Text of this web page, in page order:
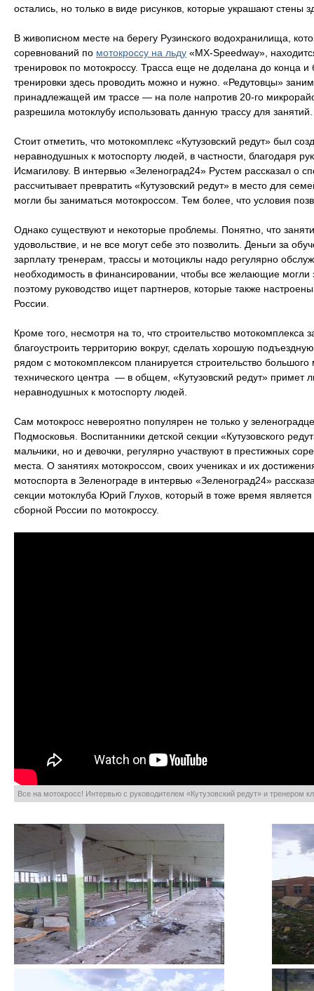
остались, но только в виде рисунков, которые украшают стены
В живописном месте на берегу Рузинского водохранилища,
соревнований по мотокроссу на льду «MX-Speedway»,
тренировок по мотокроссу. Трасса еще не доделана до конца и
тренировки здесь проводить можно и нужно. «Редутовцы»
принадлежащей им трассе — на поле напротив 20-го
разрешила мотоклубу использовать данную трассу для
Стоит отметить, что мотокомплекс «Кутузовский редут» был
неравнодушных к мотоспорту людей, в частности, благодаря
Исмагилову. В интервью «Зеленоград24» Рустем рассказал о
рассчитывает превратить «Кутузовский редут» в место для
могли бы заниматься мотокроссом. Тем более, что условия
Однако существуют и некоторые проблемы. Понятно, что
удовольствие, и не все могут себе это позволить. Деньги за
зарплату тренерам, трассы и мотоциклы надо регулярно
необходимость в финансировании, чтобы все желающие могли
поэтому руководство ищет партнеров, которые также
России.
Кроме того, несмотря на то, что строительство мотокомплекса
благоустроить территорию вокруг, сделать хорошую
рядом с мотокомплексом планируется строительство
технического центра — в общем, «Кутузовский редут» примет
неравнодушных к мотоспорту людей.
Сам мотокросс невероятно популярен не только у
Подмосковья. Воспитанники детской секции «Кутузовского
мальчики, но и девочки, регулярно участвуют в престижных
места. О занятиях мотокроссом, своих учениках и их
мотоспорта в Зеленограде в интервью «Зеленоград24»
секции мотоклуба Юрий Глухов, который в тоже время
сборной России по мотокроссу.
Все на мотокросс! Интервью с руководителем «Кутузовский редут» и тренером